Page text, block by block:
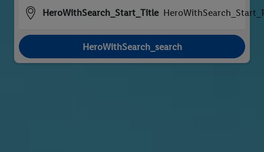
HeroWithSearch_Start_Title
HeroWithSearch_search